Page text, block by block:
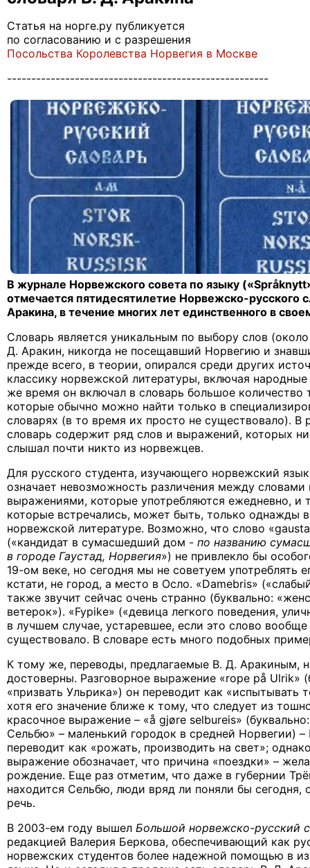
Статья на норге.ру публикуется
по согласованию и с разрешения
Посольства Королевства Норвегия в Москве
------------------------------------------------------
В журнале Норвежского совета по языку
отмечается пятидесятилетие Норвежско-русского
Аракина, в течение многих лет единственного в
Словарь является уникальным по выбору слов
Д. Аракин, никогда не посещавший Норвегию и
прежде всего, в теории, опирался среди других
классику норвежской литературы, включая народные
же время он включал в словарь большое количество
которые обычно можно найти только в
словарях (в то время их просто не существовало). В
словарь содержит ряд слов и выражений, которых
слышал почти никто из норвежцев.
Для русского студента, изучающего норвежский
означает невозможность различения между словами
выражениями, которые употребляются ежедневно, и
которые встречались, может быть, только однажды
норвежской литературе. Возможно, что слово
(«кандидат в сумасшедший дом - по названию
в городе Гаустад, Норвегия») не привлекло бы
19-ом веке, но сегодня мы не советуем употреблять
кстати, не город, а место в Осло. «Damebris»
также звучит сейчас очень странно (буквально:
ветерок»). «Fypike» («девица легкого поведения,
в лучшем случае, устаревшее, если это слово вообще
существовало. В словаре есть много подобных
К тому же, переводы, предлагаемые В. Д. Аракиным,
достоверны. Разговорное выражение «rope på Ulrik»
«призвать Ульрика») он переводит как «испытывать
хотя его значение ближе к тому, что следует из
красочное выражение – «å gjøre selbureis»
Сельбю» – маленький городок в средней Норвегии)
переводит как «рожать, производить на свет»;
выражение обозначает, что причина «поездки» –
рождение. Еще раз отметим, что даже в губернии
находится Сельбю, люди вряд ли поняли бы сегодня,
речь.
В 2003-ем году вышел Большой норвежско-русский
редакцией Валерия Беркова, обеспечивающий как
норвежских студентов более надежной помощью в